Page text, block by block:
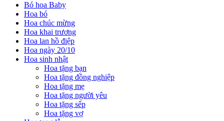
Bó hoa Baby
Hoa bó
Hoa chúc mừng
Hoa khai trương
Hoa lan hồ điệp
Hoa ngày 20/10
Hoa sinh nhật
Hoa tặng bạn
Hoa tặng đồng nghiệp
Hoa tặng mẹ
Hoa tặng người yêu
Hoa tặng sếp
Hoa tặng vợ